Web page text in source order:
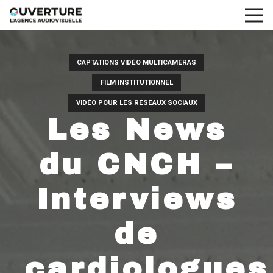
CAPTATIONS VIDÉO MULTICAMÉRAS
FILM INSTITUTIONNEL
VIDÉO POUR LES RÉSEAUX SOCIAUX
Les News
du CNCH –
Interviews
de